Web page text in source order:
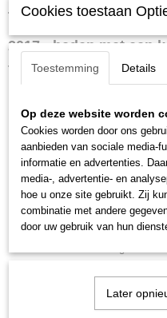
Thule kitset 1861
2017 - heden met een
Thule kitset 1861 voor
Een Thule kitset is het auto
dakdragerset en is de
van de dakdragers. De kit
dak steunen en 4 klepels
van de kitset zijn voorzien
contactdelen met zijn
beschadigingen aan het dak
De dakdragerstangen
Cookies toestaan
Toestemming Details
Op deze website worden
Cookies worden door ons
aanbieden van sociale media-
informatie en advertenties.
media-, advertentie- en
hoe u onze site gebruikt. Zij
combinatie met andere
door uw gebruik van hun
Later